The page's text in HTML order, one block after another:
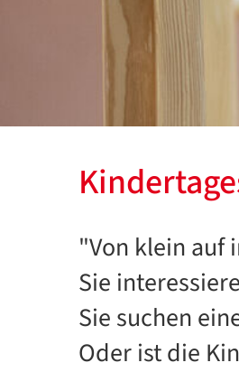
"Von klein auf
Sie
Sie suchen
Oder ist die